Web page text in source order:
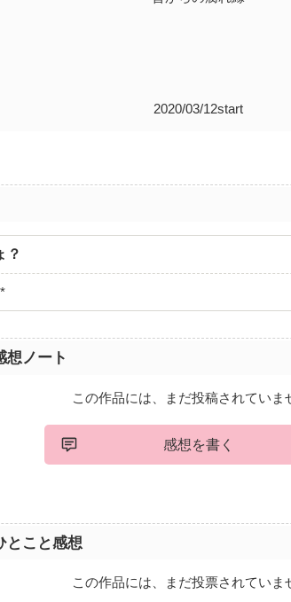
2020/03/12start
？
想ノート
この作品には、まだ投稿されていま
感想を書く
とこと感想
この作品には、まだ投票されていま